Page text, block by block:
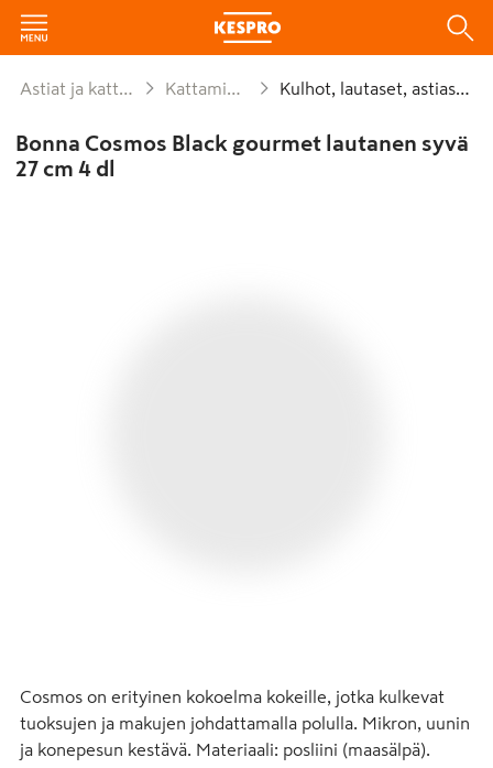
Astiat ja kattaus Kattaminen Kulhot, lautaset, astiastot
Bonna Cosmos Black gourmet lautanen syvä
27 cm 4 dl
Cosmos on erityinen kokoelma kokeille, jotka kulkevat
tuoksujen ja makujen johdattamalla polulla. Mikron, uunin
ja konepesun kestävä. Materiaali: posliini (maasälpä).